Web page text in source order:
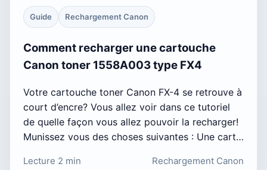
Guide Rechargement Canon
Comment recharger une cartouche
Canon toner 1558A003 type FX4
Votre cartouche toner Canon FX-4 se retrouve à
court d’encre? Vous allez voir dans ce tutoriel
de quelle façon vous allez pouvoir la recharger!
Munissez vous des choses suivantes : Une cart…
Lecture 2 min Rechargement Canon